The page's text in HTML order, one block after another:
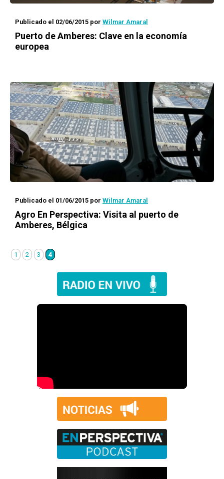
Publicado el 02/06/2015 por Wilmar Amaral
Puerto de Amberes: Clave en la economía
europea
Publicado el 01/06/2015 por Wilmar Amaral
Agro En Perspectiva: Visita al puerto de
Amberes, Bélgica
1 2 3 4